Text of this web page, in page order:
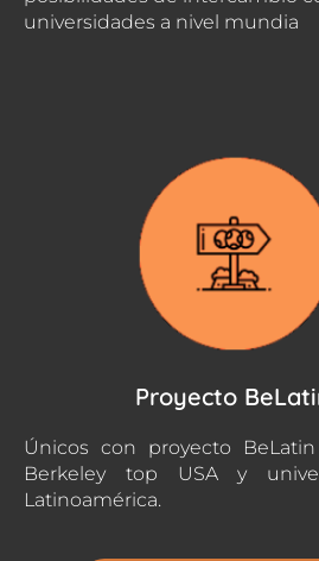
universidades a nivel mundia
Proyecto
Únicos con proyecto
Berkeley top USA y
Latinoamérica.